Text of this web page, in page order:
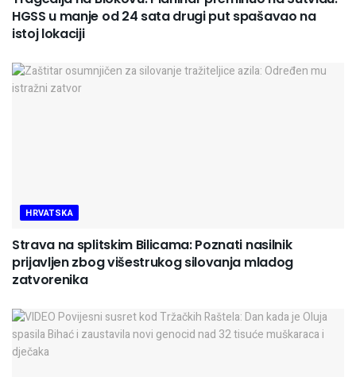
HGSS u manje od 24 sata drugi put spašavao na
istoj lokaciji
HRVATSKA
Strava na splitskim Bilicama: Poznati nasilnik
prijavljen zbog višestrukog silovanja mladog
zatvorenika